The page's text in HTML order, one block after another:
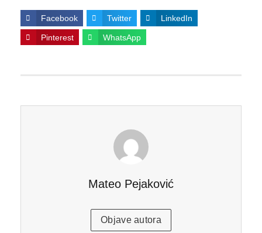
Facebook Twitter LinkedIn
Pinterest WhatsApp
Mateo Pejaković
Objave autora